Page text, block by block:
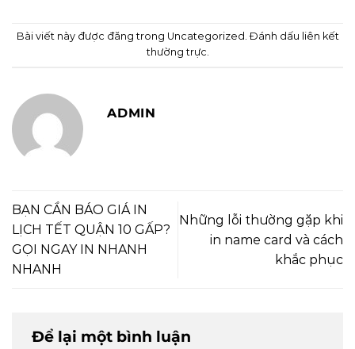
Bài viết này được đăng trong Uncategorized . Đánh dấu liên kết
thường trực.
ADMIN
BẠN CẦN BÁO GIÁ IN
LỊCH TẾT QUẬN 10 GẤP?
GỌI NGAY IN NHANH
NHANH
Những lỗi thường gặp khi
in name card và cách
khắc phục
Để lại một bình luận